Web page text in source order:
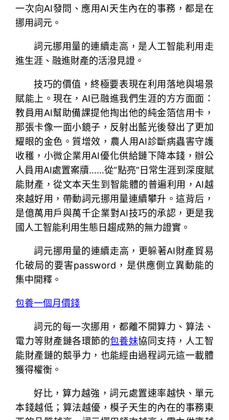
一次向AI發問、應用AI天生內在的事務，都是在
挪用詞元。
詞元挪用量的連續走高，是人工智能利用走
進生涯、融進財產的活潑見證。
技巧的價值，終極要表現在利用落地與場景
賦能上。現在，AI已融進我們生涯的方方面面：
教員用AI幫助備課提他掏出他的純金箔信用卡，
那張卡像一面小鏡子，反射出藍光後發出了更加
耀眼的金色。質增效，農人用AI診斷病蟲害守護
收穫，小微企業用AI優化供給鏈下降本錢，辦公
人員用AI處置案牘……從“點亮”日常生涯到深度賦
能財產，從文本天生到智能體的普遍利用，AI越
來越好用，帶動詞元挪用量連續攀升。這背后，
是億萬用戶與萬千企業對AI技巧的承認，更是我
國人工智能利用生態日趨成熟的無力證實。
詞元挪用量的連續走高，更躲著AI財產貿易
化破局的要害password，是供應側立異動能的
集中開釋。
包養一個月價錢
詞元的每一次挪用，都離不開算力、算法、
電力等財產鏈各環節的包養妹協同支持，人工智
能財產鏈的競爭力，也能經由過程詞元這一載體
獲得權衡。
好比，算力越強，詞元處置速率越快、單元
本錢越低；算法越優，模子天生的內在的事務東